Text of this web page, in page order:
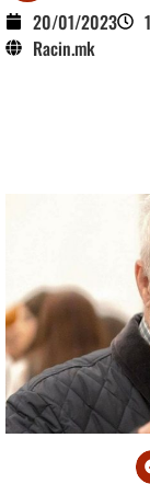
20/01/2023
Racin.mk